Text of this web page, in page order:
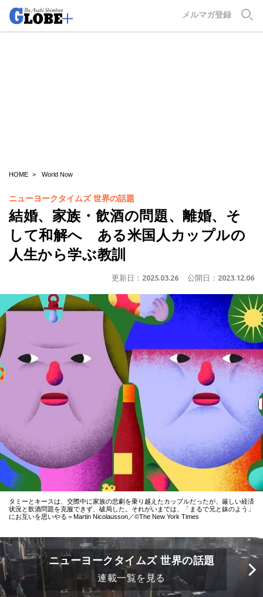
メルマガ登録
HOME World Now
ニューヨークタイムズ 世界の話題
結婚、家族・飲酒の問題、離婚、そ
して和解へ ある米国人カップルの
人生から学ぶ教訓
更新日： 2025.03.26 公開日： 2023.12.06
タミーとキースは、交際中に家族の悲劇を乗り越えたカップルだったが、厳しい経済
状況と飲酒問題を克服できず、破局した。それがいまでは、「まるで兄と妹のよう」
にお互いを思いやる＝Martin Nicolausson／©The New York Times
ニューヨークタイムズ 世界の話題
連載一覧を見る